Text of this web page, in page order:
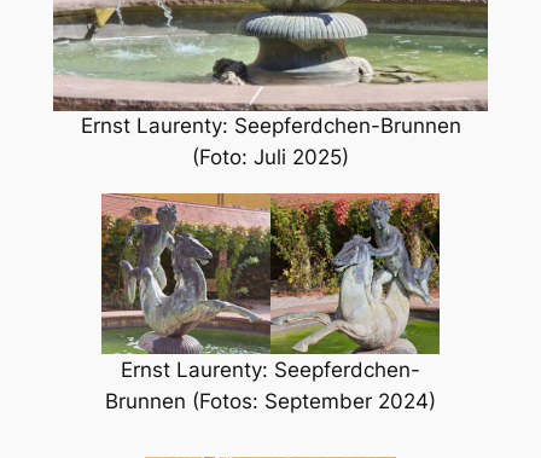
Ernst Laurenty: Seepferdchen-Brunnen
(Foto: Juli 2025)
Ernst Laurenty: Seepferdchen-
Brunnen (Fotos: September 2024)